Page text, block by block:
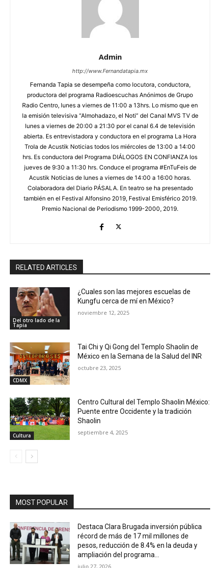
Admin
http://www.Fernandatapia.mx
Fernanda Tapia se desempeña como locutora, conductora,
productora del programa Radioescuchas Anónimos de Grupo
Radio Centro, lunes a viernes de 11:00 a 13hrs. Lo mismo que en
la emisión televisiva “Almohadazo, el Noti” del Canal MVS TV de
lunes a viernes de 20:00 a 21:30 por el canal 6.4 de televisión
abierta. Es entrevistadora y conductora en el programa La Hora
Trola de Acustik Noticias todos los miércoles de 13:00 a 14:00
hrs. Es conductora del Programa DIÁLOGOS EN CONFIANZA los
jueves de 9:30 a 11:30 hrs. Conduce el programa #EnTuFeis de
Acustik Noticias de lunes a viernes de 14:00 a 16:00 horas.
Colaboradora del Diario PÁSALA. En teatro se ha presentado
también en el Festival Alfonsino 2019, Festival Emisférico 2019.
Premio Nacional de Periodismo 1999-2000, 2019.
RELATED ARTICLES
Del otro lado de la
Tapia
¿Cuales son las mejores escuelas de
Kungfu cerca de mí en México?
noviembre 12, 2025
CDMX
Tai Chi y Qi Gong del Templo Shaolin de
México en la Semana de la Salud del INR
octubre 23, 2025
Cultura
Centro Cultural del Templo Shaolin México:
Puente entre Occidente y la tradición
Shaolin
septiembre 4, 2025
MOST POPULAR
Destaca Clara Brugada inversión pública
récord de más de 17 mil millones de
pesos, reducción de 8.4% en la deuda y
ampliación del programa...
julio 27, 2026